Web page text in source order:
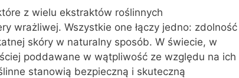
z wielu ekstraktów roślinnych
wrażliwej. Wszystkie one łączy jedno: zdolność
skóry w naturalny sposób. W świecie, w
poddawane w wątpliwość ze względu na ich
stanowią bezpieczną i skuteczną